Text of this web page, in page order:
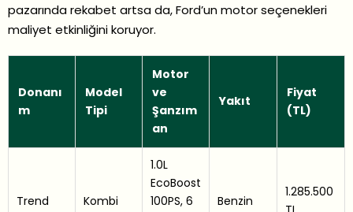
pazarında rekabet artsa da, Ford’un motor seçenekleri
maliyet etkinliğini koruyor.
Donanı
m
Model
Tipi
Motor
ve
Şanzım
an
Yakıt
Fiyat
(TL)
Trend Kombi
1.0L
EcoBoost
100PS, 6
Benzin
1.285.500